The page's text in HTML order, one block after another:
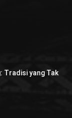
Tradisi yang Tak